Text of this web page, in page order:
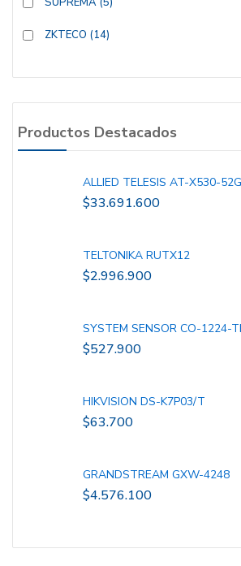
ZKTECO (14)
Productos Destacados
ALLIED TELESIS AT-X530-
$33.691.600
TELTONIKA RUTX12
$2.996.900
SYSTEM SENSOR CO-1224-
$527.900
HIKVISION DS-K7P03/T
$63.700
GRANDSTREAM GXW-4248
$4.576.100